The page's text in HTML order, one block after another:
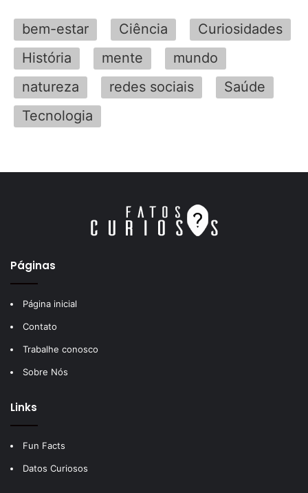
bem-estar Ciência
Curiosidades
História
mente
mundo
natureza
redes sociais
Saúde
Tecnologia
Páginas
Página inicial
Contato
Trabalhe conosco
Sobre Nós
Links
Fun Facts
Datos Curiosos